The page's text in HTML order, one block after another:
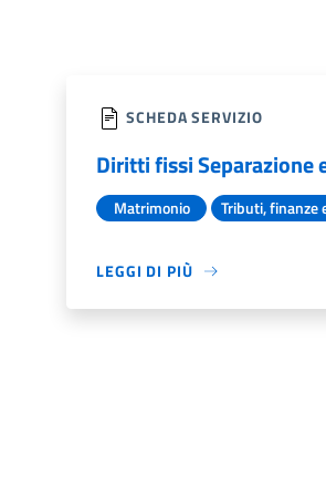
SCHEDA SERVIZIO
Diritti fissi Separazione
Matrimonio Tributi, finanze
LEGGI DI PIÙ